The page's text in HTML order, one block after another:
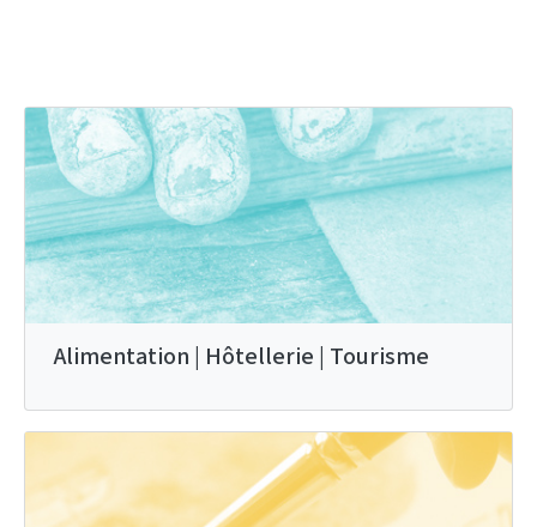
Alimentation | Hôtellerie | Tourisme